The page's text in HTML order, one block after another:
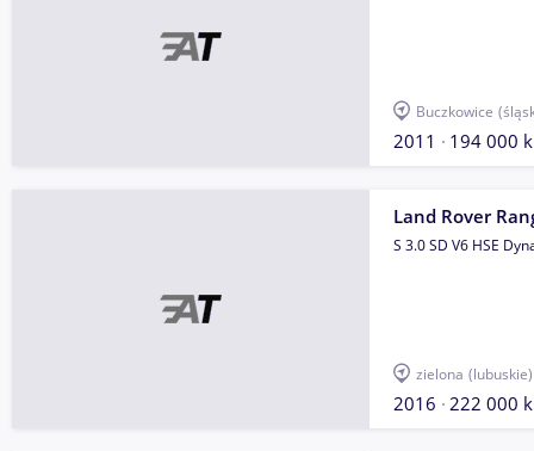
Buczkowice
2011 194 000
Land Rover
S 3.0 SD V6 HSE
zielona (lubuskie)
2016 222 000